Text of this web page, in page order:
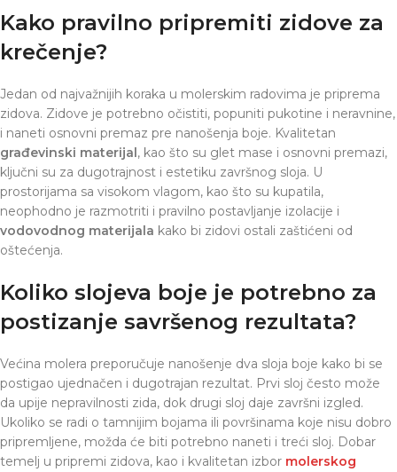
Kako pravilno pripremiti zidove za
krečenje?
Jedan od najvažnijih koraka u molerskim radovima je priprema
zidova. Zidove je potrebno očistiti, popuniti pukotine i neravnine,
i naneti osnovni premaz pre nanošenja boje. Kvalitetan
građevinski materijal, kao što su glet mase i osnovni premazi,
ključni su za dugotrajnost i estetiku završnog sloja. U
prostorijama sa visokom vlagom, kao što su kupatila,
neophodno je razmotriti i pravilno postavljanje izolacije i
vodovodnog materijala kako bi zidovi ostali zaštićeni od
oštećenja.
Koliko slojeva boje je potrebno za
postizanje savršenog rezultata?
Većina molera preporučuje nanošenje dva sloja boje kako bi se
postigao ujednačen i dugotrajan rezultat. Prvi sloj često može
da upije nepravilnosti zida, dok drugi sloj daje završni izgled.
Ukoliko se radi o tamnijim bojama ili površinama koje nisu dobro
pripremljene, možda će biti potrebno naneti i treći sloj. Dobar
temelj u pripremi zidova, kao i kvalitetan izbor molerskog